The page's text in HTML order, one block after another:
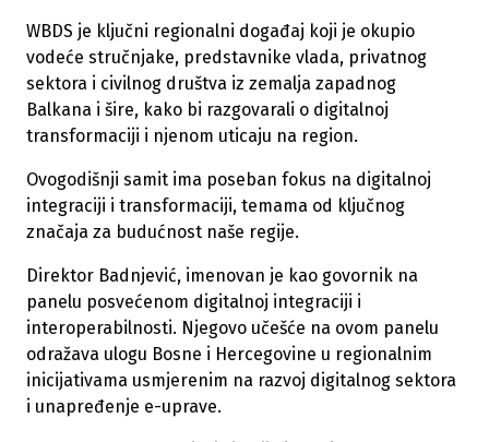
WBDS je ključni regionalni događaj koji je okupio
vodeće stručnjake, predstavnike vlada, privatnog
sektora i civilnog društva iz zemalja zapadnog
Balkana i šire, kako bi razgovarali o digitalnoj
transformaciji i njenom uticaju na region.
Ovogodišnji samit ima poseban fokus na digitalnoj
integraciji i transformaciji, temama od ključnog
značaja za budućnost naše regije.
Direktor Badnjević, imenovan je kao govornik na
panelu posvećenom digitalnoj integraciji i
interoperabilnosti. Njegovo učešće na ovom panelu
odražava ulogu Bosne i Hercegovine u regionalnim
inicijativama usmjerenim na razvoj digitalnog sektora
i unapređenje e-uprave.